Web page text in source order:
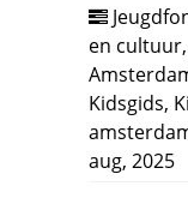
en cultuur,
Kidsgids,
aug, 2025